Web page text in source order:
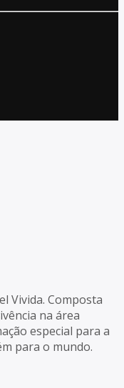
Vivida. Composta
na área
especial para a
para o mundo.